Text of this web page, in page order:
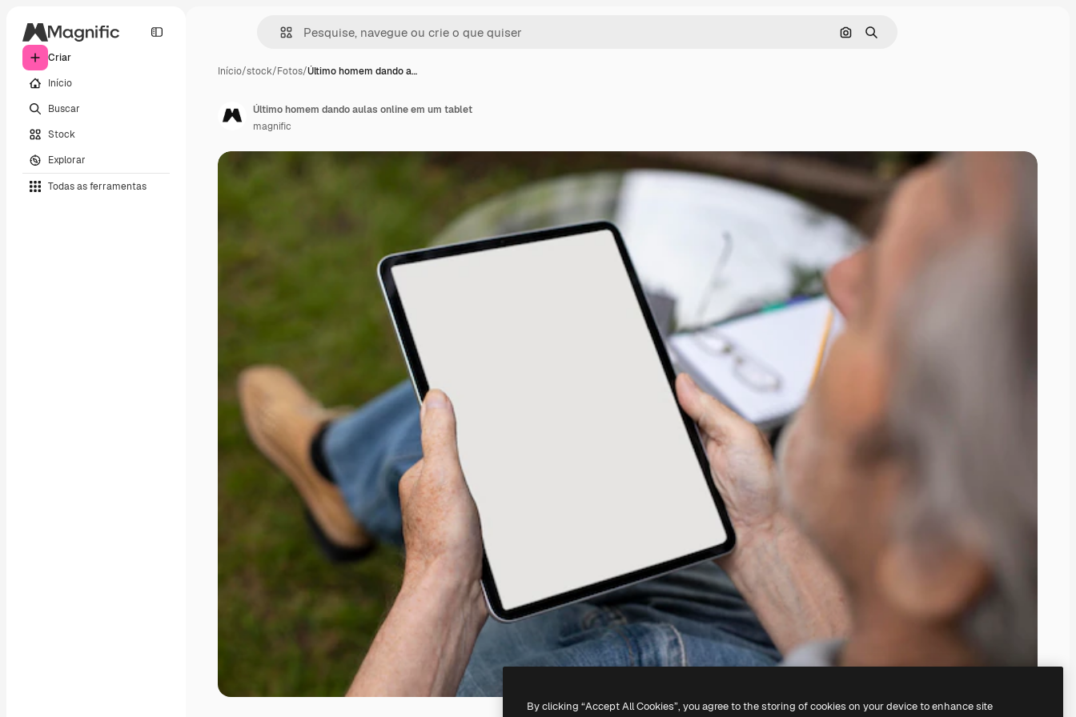
Criar
Início
Buscar
Stock
Explorar
Todas as ferramentas
Pesquisar por imagem
Buscar
Início/stock/Fotos/Último homem dando a…
Último homem dando aulas online em um tablet
magnific
By clicking “Accept All Cookies”, you agree to the storing of cookies on your device to enhance site